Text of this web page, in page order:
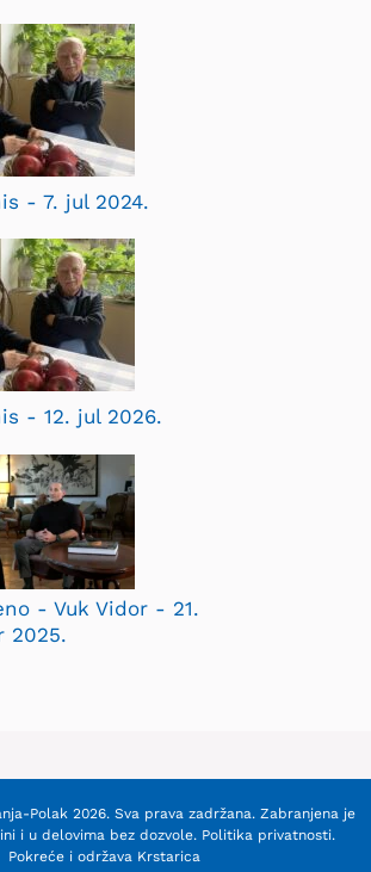
- 7. jul 2024.
- 12. jul 2026.
- Vuk Vidor - 21.
2025.
Polak 2026. Sva prava zadržana. Zabranjena je
i u delovima bez dozvole. Politika privatnosti.
Pokreće i održava Krstarica